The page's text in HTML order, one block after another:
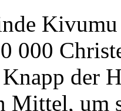
000
der
Mittel, um